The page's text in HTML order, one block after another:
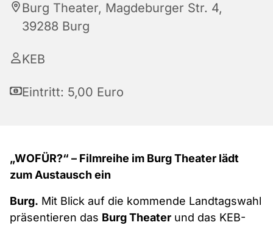
Burg Theater, Magdeburger Str. 4,
39288 Burg
KEB
Eintritt: 5,00 Euro
„WOFÜR?“ – Filmreihe im Burg Theater lädt
zum Austausch ein
Burg. Mit Blick auf die kommende Landtagswahl
präsentieren das Burg Theater und das KEB-